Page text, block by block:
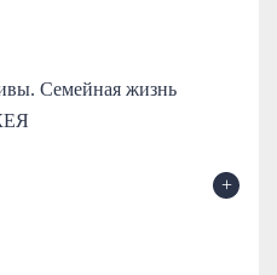
Семейная жизнь
+